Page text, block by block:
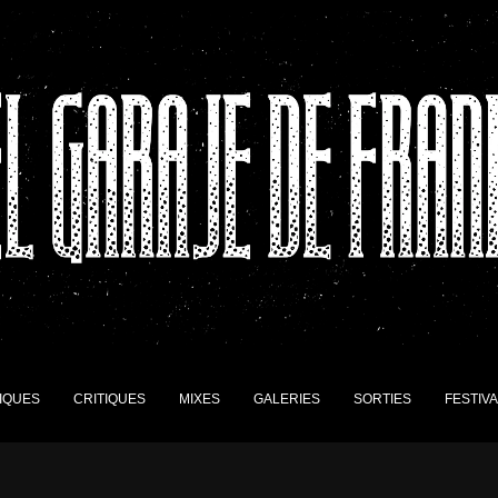
CRITIQUES MIXES GALERIES SORTIES